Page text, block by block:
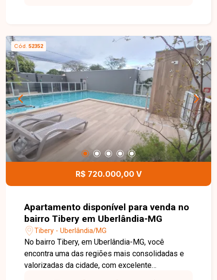
com sala espaçosa que proporciona conforto
para receber familiares e amigos. São 3 quartos
com armários planejados, sendo 1 suíte, além de
banheiro social, oferecendo praticidade e
comodidade para toda a família. A cozinha
planejada dispõe de armários que garantem
melhor organização e funcionalidade,
complementada por área de serviço
independente. O apartamento conta ainda com 2
vagas de garagem e elevador, agregando mais
conforto e acessibilidade aos moradores. Uma
excelente oportunidade para quem busca um
imóvel bem localizado, funcional e pronto para
Cód. 52352
R$ 720.000,00 V
Apartamento disponível para venda no
bairro Tibery em Uberlândia-MG
Tibery - Uberlândia/MG
No bairro Tibery, em Uberlândia-MG, você
encontra uma das regiões mais consolidadas e
valorizadas da cidade, com excelente